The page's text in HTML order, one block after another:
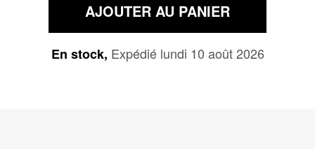
AJOUTER AU PANIER
En stock, Expédié lundi 10 août 2026